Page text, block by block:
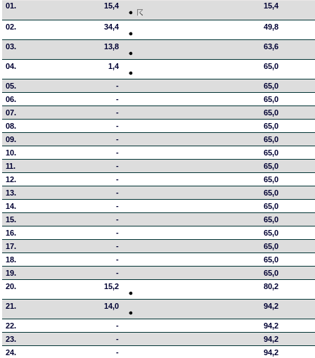
01.
15,4 15,4
02. 34,4 49,8
03. 13,8 63,6
04. 1,4 65,0
05. -
65,0
06.
-
65,0
07.
-
65,0
08.
-
65,0
09.
-
65,0
10.
-
65,0
11.
-
65,0
12.
-
65,0
13.
-
65,0
14.
-
65,0
15.
-
65,0
16.
-
65,0
17.
-
65,0
18.
-
65,0
19.
-
65,0
20.
15,2 80,2
21. 14,0 94,2
22. -
94,2
23.
-
94,2
24.
-
94,2